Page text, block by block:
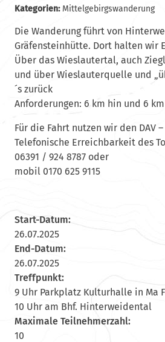
Kategorien: Mittelgebirgswanderung
Die Wanderung führt von
Gräfensteinhütte. Dort halten wir
Über das Wieslautertal, auch
und über Wieslauterquelle und
´s zurück
Anforderungen: 6 km hin und 6
Für die Fahrt nutzen wir den DAV –
Telefonische Erreichbarkeit des
06391 / 924 8787 oder
mobil 0170 625 9115
Start-Datum:
26.07.2025
End-Datum:
26.07.2025
Treffpunkt:
9 Uhr Parkplatz Kulturhalle in Ma
10 Uhr am Bhf. Hinterweidental
Maximale Teilnehmerzahl:
10